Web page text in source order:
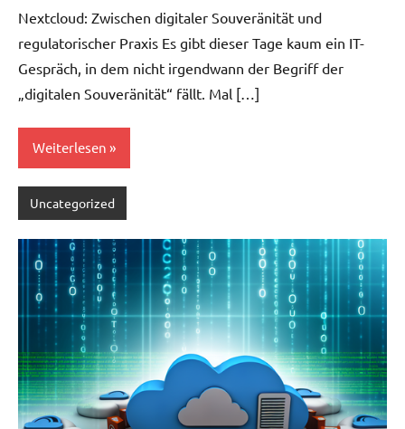
Nextcloud: Zwischen digitaler Souveränität und
regulatorischer Praxis Es gibt dieser Tage kaum ein IT-
Gespräch, in dem nicht irgendwann der Begriff der
„digitalen Souveränität“ fällt. Mal […]
Weiterlesen
Uncategorized